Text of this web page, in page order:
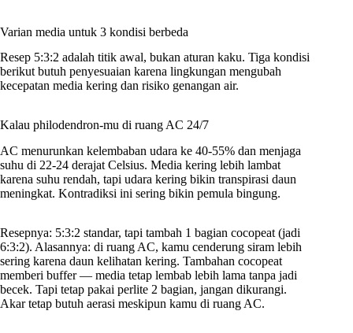
Varian media untuk 3 kondisi berbeda
Resep 5:3:2 adalah titik awal, bukan aturan kaku. Tiga kondisi
berikut butuh penyesuaian karena lingkungan mengubah
kecepatan media kering dan risiko genangan air.
Kalau philodendron-mu di ruang AC 24/7
AC menurunkan kelembaban udara ke 40-55% dan menjaga
suhu di 22-24 derajat Celsius. Media kering lebih lambat
karena suhu rendah, tapi udara kering bikin transpirasi daun
meningkat. Kontradiksi ini sering bikin pemula bingung.
Resepnya: 5:3:2 standar, tapi tambah 1 bagian cocopeat (jadi
6:3:2). Alasannya: di ruang AC, kamu cenderung siram lebih
sering karena daun kelihatan kering. Tambahan cocopeat
memberi buffer — media tetap lembab lebih lama tanpa jadi
becek. Tapi tetap pakai perlite 2 bagian, jangan dikurangi.
Akar tetap butuh aerasi meskipun kamu di ruang AC.